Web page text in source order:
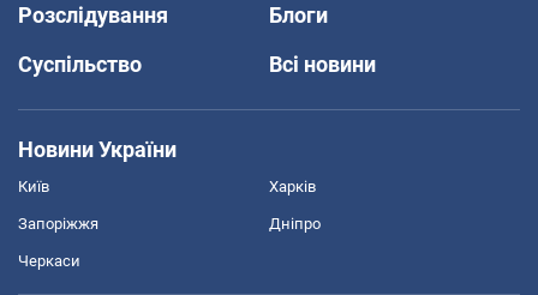
Розслідування
Блоги
Суспільство
Всі новини
Новини України
Київ Харків
Запоріжжя Дніпро
Черкаси